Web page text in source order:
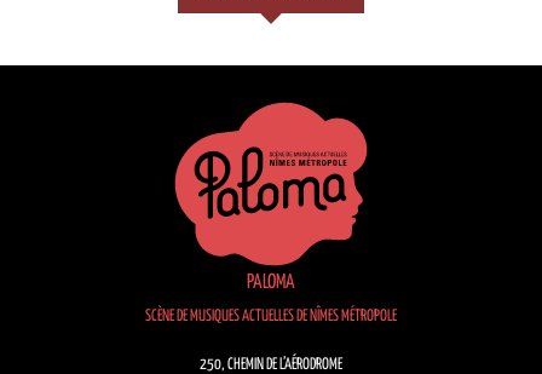
PALOMA
SCÈNE DE MUSIQUES ACTUELLES DE NÎMES MÉTROPOLE
250, CHEMIN DE L’AÉRODROME